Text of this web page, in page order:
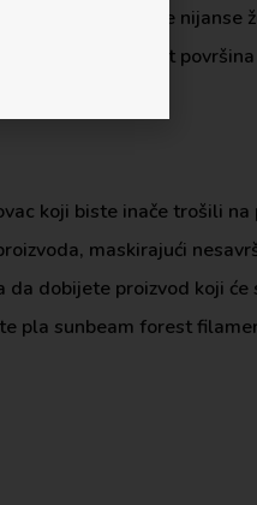
otkrivaju nove nijanse
Njegova mat
koji biste inače trošili na
maskirajući
dobijete proizvod koji
pla sunbeam forest